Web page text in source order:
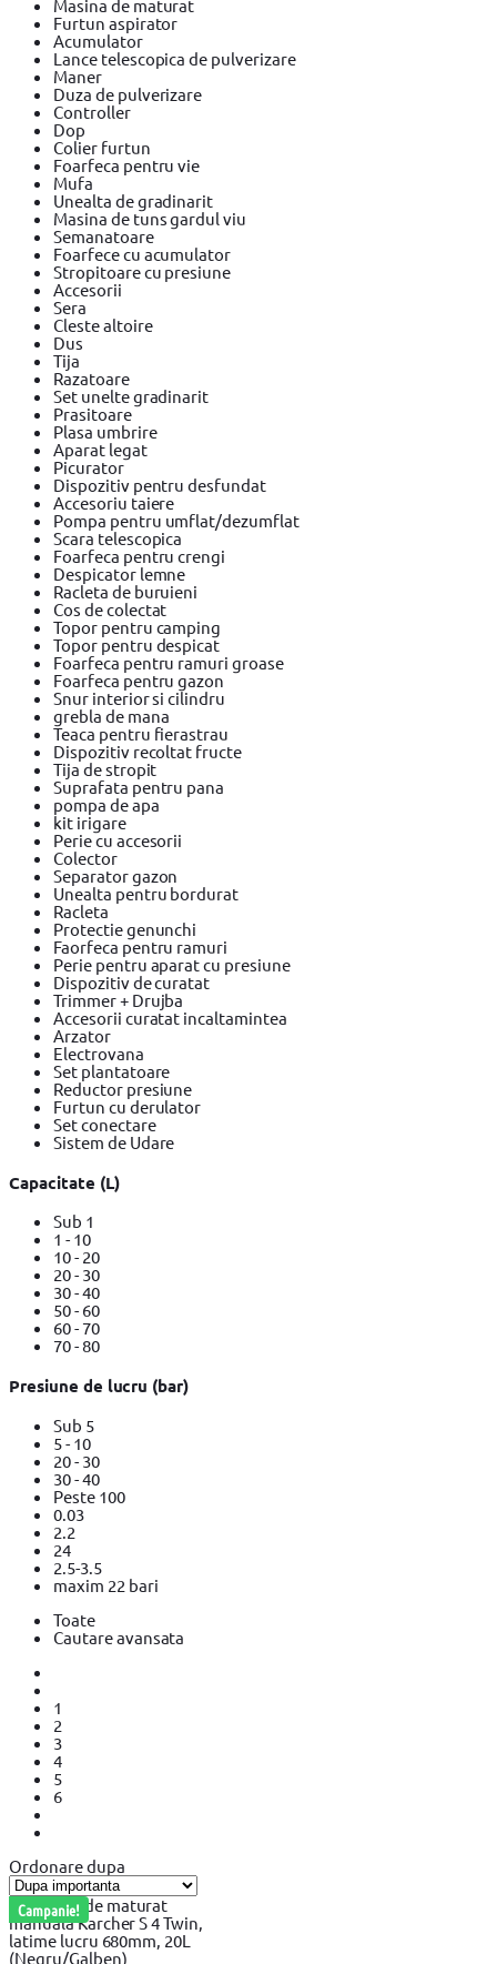
Masina de maturat
Furtun aspirator
Acumulator
Lance telescopica de pulverizare
Maner
Duza de pulverizare
Controller
Dop
Colier furtun
Foarfeca pentru vie
Mufa
Unealta de gradinarit
Masina de tuns gardul viu
Semanatoare
Foarfece cu acumulator
Stropitoare cu presiune
Accesorii
Sera
Cleste altoire
Dus
Tija
Razatoare
Set unelte gradinarit
Prasitoare
Plasa umbrire
Aparat legat
Picurator
Dispozitiv pentru desfundat
Accesoriu taiere
Pompa pentru umflat/dezumflat
Scara telescopica
Foarfeca pentru crengi
Despicator lemne
Racleta de buruieni
Cos de colectat
Topor pentru camping
Topor pentru despicat
Foarfeca pentru ramuri groase
Foarfeca pentru gazon
Snur interior si cilindru
grebla de mana
Teaca pentru fierastrau
Dispozitiv recoltat fructe
Tija de stropit
Suprafata pentru pana
pompa de apa
kit irigare
Perie cu accesorii
Colector
Separator gazon
Unealta pentru bordurat
Racleta
Protectie genunchi
Faorfeca pentru ramuri
Perie pentru aparat cu presiune
Dispozitiv de curatat
Trimmer + Drujba
Accesorii curatat incaltamintea
Arzator
Electrovana
Set plantatoare
Reductor presiune
Furtun cu derulator
Set conectare
Sistem de Udare
Capacitate (L)
Sub 1
1 - 10
10 - 20
20 - 30
30 - 40
50 - 60
60 - 70
70 - 80
Presiune de lucru (bar)
Sub 5
5 - 10
20 - 30
30 - 40
Peste 100
0.03
2.2
24
2.5-3.5
maxim 22 bari
Toate
Cautare avansata
1
2
3
4
5
6
Ordonare dupa
Campanie!